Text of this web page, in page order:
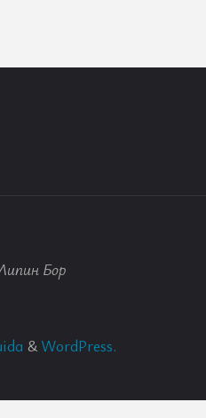
Бор
& WordPress.